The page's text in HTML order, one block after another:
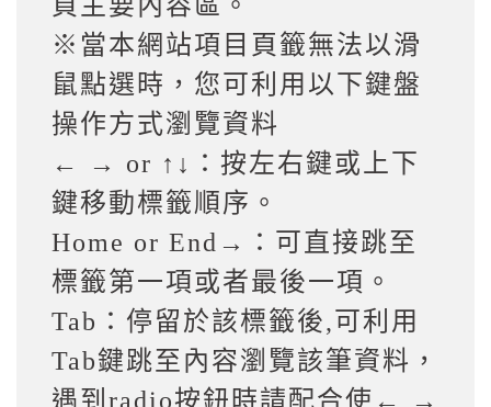
※當本網站項目頁籤無法以滑
鼠點選時，您可利用以下鍵盤
操作方式瀏覽資料
← → or ↑↓：按左右鍵或上下
鍵移動標籤順序。
Home or End→：可直接跳至
標籤第一項或者最後一項。
Tab：停留於該標籤後,可利用
Tab鍵跳至內容瀏覽該筆資料，
遇到radio按鈕時請配合使← →